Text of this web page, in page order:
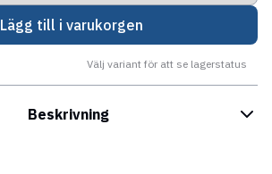
Lägg till i varukorgen
Välj variant för att se lagerstatus
Beskrivning